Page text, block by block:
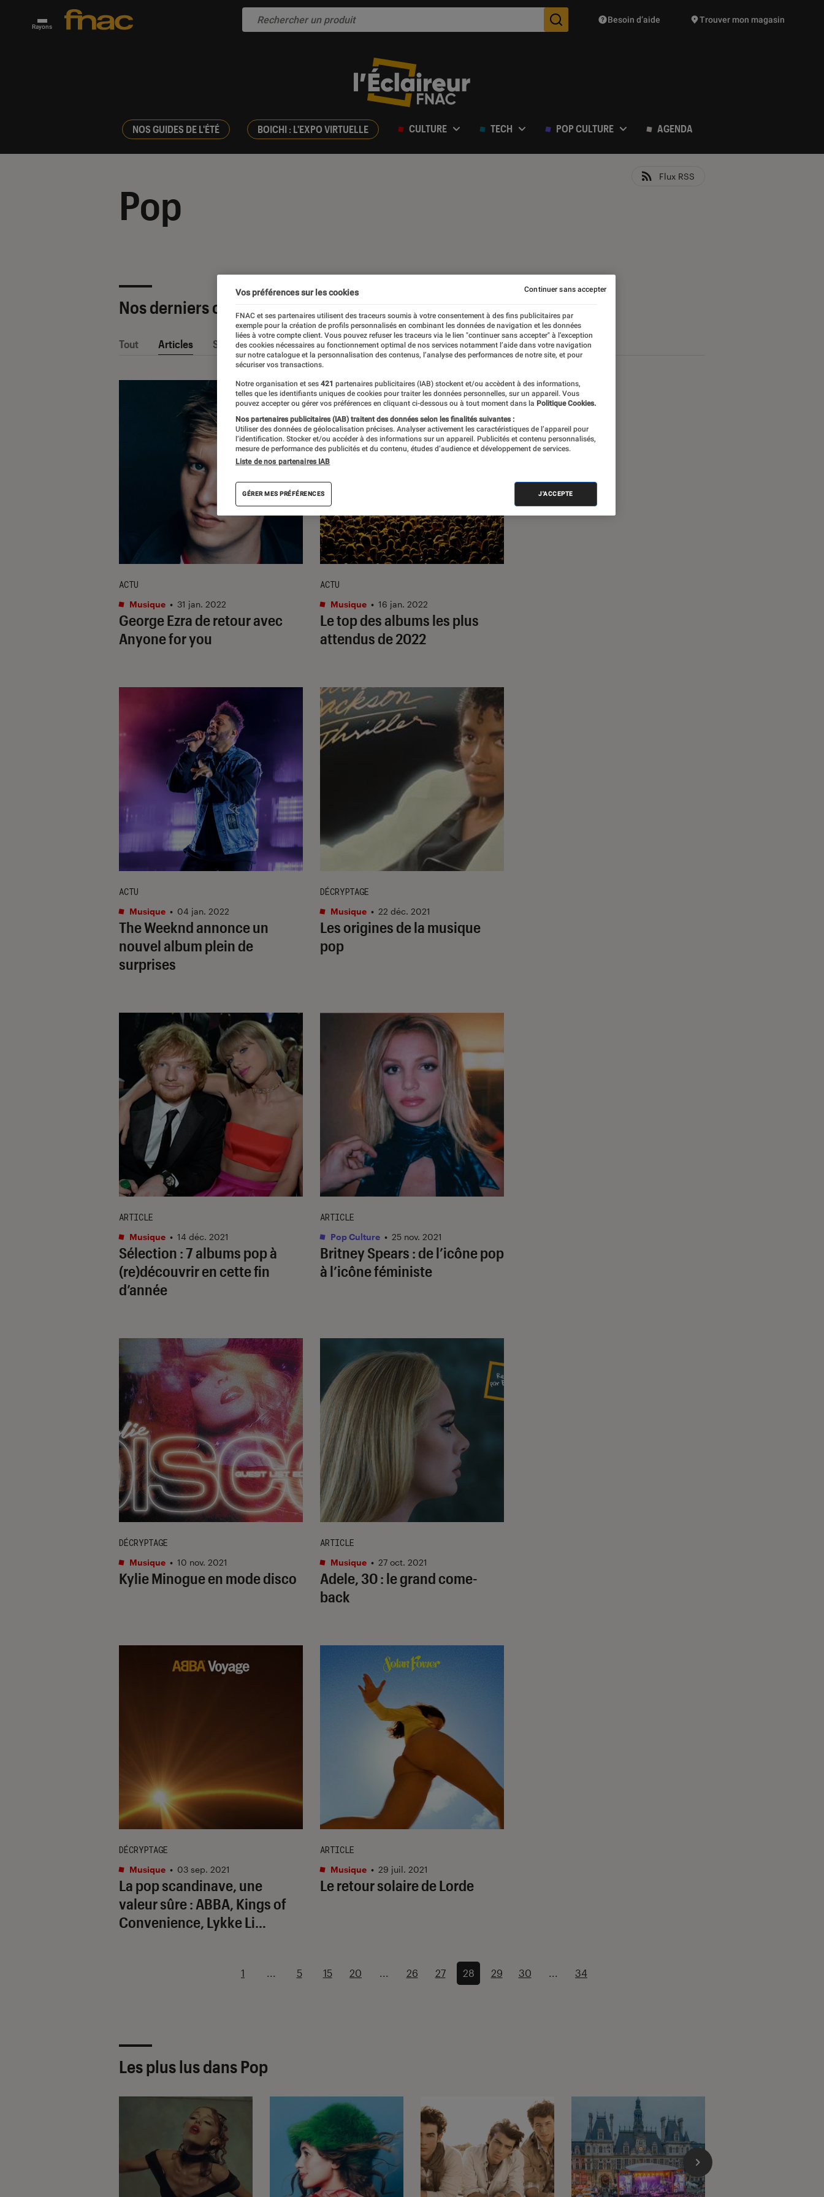
Rayons Des suggestions de produits vont vous être proposées
Besoin d’aide Trouver mon magasin
NOS GUIDES DE L'ÉTÉ BOICHI : L'EXPO VIRTUELLE CULTURE TECH POP CULTURE AGENDA
Pop
Flux RSS
Nos derniers contenus
Tout Articles Sélections et guides
George Ezra de retour avec
Anyone for you
ACTU
Musique • 31 jan. 2022
Le top des albums les plus
attendus de 2022
ACTU
Musique • 16 jan. 2022
The Weeknd annonce un
nouvel album plein de
surprises
ACTU
Musique • 04 jan. 2022
Les origines de la musique
pop
DÉCRYPTAGE
Musique • 22 déc. 2021
Sélection : 7 albums pop à
(re)découvrir en cette fin
d’année
ARTICLE
Musique • 14 déc. 2021
Britney Spears : de l’icône pop
à l’icône féministe
ARTICLE
Pop Culture • 25 nov. 2021
Kylie Minogue en mode disco
DÉCRYPTAGE
Musique • 10 nov. 2021
Adele, 30 : le grand come-
back
ARTICLE
Musique • 27 oct. 2021
La pop scandinave, une
valeur sûre : ABBA, Kings of
Convenience, Lykke Li…
DÉCRYPTAGE
Musique • 03 sep. 2021
Le retour solaire de Lorde
ARTICLE
Musique • 29 juil. 2021
1 ... 5 15 20 ... 26 27 28 29 30 ... 34
Les plus lus dans Pop
Vos préférences sur les cookies
FNAC et ses partenaires utilisent des traceurs soumis à votre consentement à des fins publicitaires par
exemple pour la création de profils personnalisés en combinant les données de navigation et les données
liées à votre compte client. Vous pouvez refuser les traceurs via le lien "continuer sans accepter" à l’exception
des cookies nécessaires au fonctionnement optimal de nos services notamment l’aide dans votre navigation
sur notre catalogue et la personnalisation des contenus, l’analyse des performances de notre site, et pour
sécuriser vos transactions.
Notre organisation et ses 421 partenaires publicitaires (IAB) stockent et/ou accèdent à des informations,
telles que les identifiants uniques de cookies pour traiter les données personnelles, sur un appareil. Vous
pouvez accepter ou gérer vos préférences en cliquant ci-dessous ou à tout moment dans la Politique Cookies.
Nos partenaires publicitaires (IAB) traitent des données selon les finalités suivantes :
Utiliser des données de géolocalisation précises. Analyser activement les caractéristiques de l’appareil pour
l’identification. Stocker et/ou accéder à des informations sur un appareil. Publicités et contenu personnalisés,
mesure de performance des publicités et du contenu, études d’audience et développement de services.
Liste de nos partenaires IAB
GÉRER MES PRÉFÉRENCES J'ACCEPTE
Continuer sans accepter